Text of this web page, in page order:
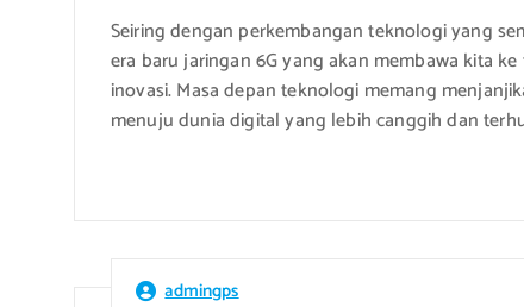
Seiring dengan perkembangan teknologi yang
era baru jaringan 6G yang akan membawa kita
inovasi. Masa depan teknologi memang
menuju dunia digital yang lebih canggih dan
admingps